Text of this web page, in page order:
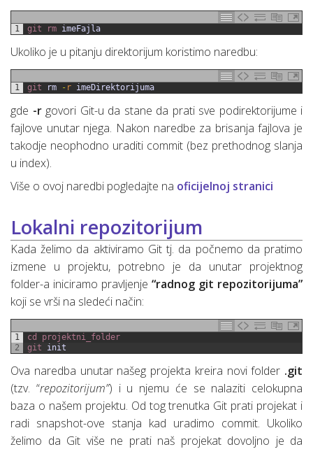
1 git rm imeFajla
Ukoliko je u pitanju direktorijum koristimo naredbu:
1 git rm - r imeDirektorijuma
gde -rgovori Git-u da stane da prati sve podirektorijume i
fajlove unutar njega. Nakon naredbe za brisanja fajlova je
takodje neophodno uraditi commit (bez prethodnog slanja
u index).
Više o ovoj naredbi pogledajte na oficijelnoj stranici
Lokalni repozitorijum
Kada želimo da aktiviramo Git tj. da počnemo da pratimo
izmene u projektu, potrebno je da unutar projektnog
folder-a iniciramo pravljenje “radnog git repozitorijuma”
koji se vrši na sledeći način:
1
2
cd projektni_folder
git init
Ova naredba unutar našeg projekta kreira novi folder .git
(tzv. “repozitorijum”) i u njemu će se nalaziti celokupna
baza o našem projektu. Od tog trenutka Git prati projekat i
radi snapshot-ove stanja kad uradimo commit. Ukoliko
želimo da Git više ne prati naš projekat dovoljno je da